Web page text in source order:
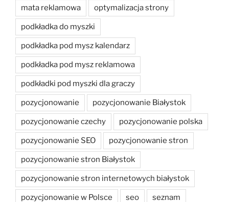
mata reklamowa optymalizacja strony
podkładka do myszki
podkładka pod mysz kalendarz
podkładka pod mysz reklamowa
podkładki pod myszki dla graczy
pozycjonowanie pozycjonowanie Białystok
pozycjonowanie czechy pozycjonowanie polska
pozycjonowanie SEO pozycjonowanie stron
pozycjonowanie stron Białystok
pozycjonowanie stron internetowych białystok
pozycjonowanie w Polsce seo seznam